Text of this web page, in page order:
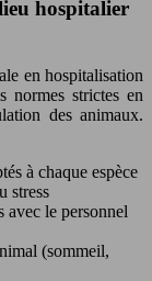
hospitalier
en hospitalisation
normes strictes en
des animaux.
à chaque espèce
stress
avec le personnel
(sommeil,